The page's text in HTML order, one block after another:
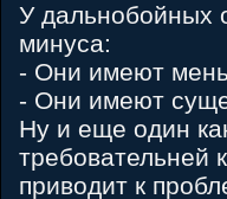
У дальнобойных
минуса:
- Они имеют
- Они имеют
Ну и еще один
требовательней
приводит к